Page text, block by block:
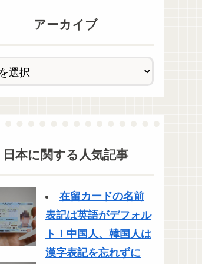
アーカイブ
日本に関する人気記事
在留カードの名前
表記は英語がデフォル
ト！中国人、韓国人は
漢字表記を忘れずに